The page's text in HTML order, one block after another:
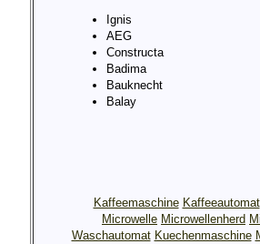
Ignis
AEG
Constructa
Badima
Bauknecht
Balay
Kaffeemaschine Kaffeeautomat
Microwelle Microwellenherd
Waschautomat Kuechenmaschine